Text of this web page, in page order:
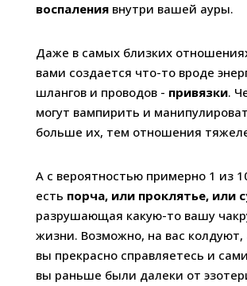
воспалениявнутри вашей ауры.
Даже в самых близких
вами создается что-то вроде
шлангов и проводов - привязки.
могут вампирить и
больше их, тем отношения
А с вероятностью примерно 1 из
есть порча, или проклятье, или
разрушающая какую-то вашу
жизни. Возможно, на вас колдуют,
вы прекрасно справляетесь и
вы раньше были далеки от